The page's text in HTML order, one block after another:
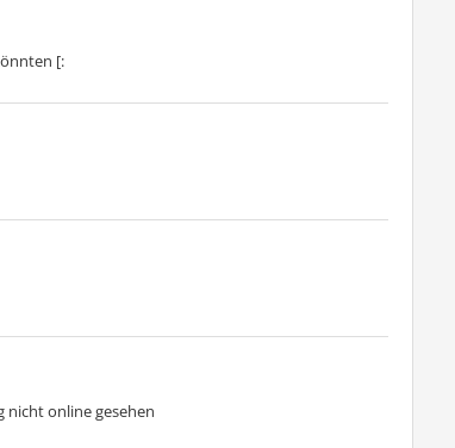
[:
nicht online gesehen